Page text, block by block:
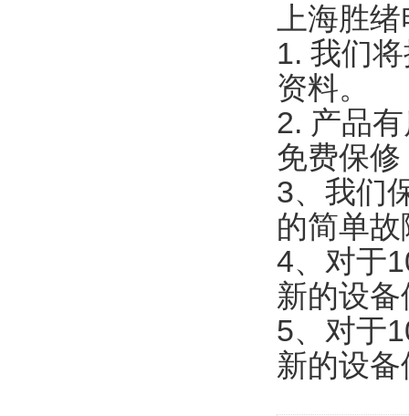
上海胜
1. 我们
资料。
2. 产品
免费保
3、我们
的简单故
4、对于
新的设
5、对于
新的设